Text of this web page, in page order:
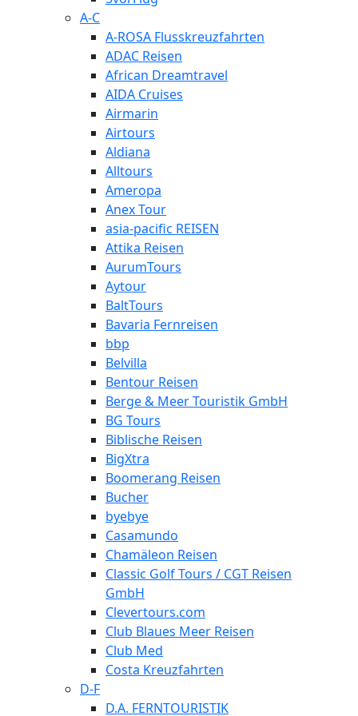
A-C
A-ROSA Flusskreuzfahrten
ADAC Reisen
African Dreamtravel
AIDA Cruises
Airmarin
Airtours
Aldiana
Alltours
Ameropa
Anex Tour
asia-pacific REISEN
Attika Reisen
AurumTours
Aytour
BaltTours
Bavaria Fernreisen
bbp
Belvilla
Bentour Reisen
Berge & Meer Touristik GmbH
BG Tours
Biblische Reisen
BigXtra
Boomerang Reisen
Bucher
byebye
Casamundo
Chamäleon Reisen
Classic Golf Tours / CGT Reisen
GmbH
Clevertours.com
Club Blaues Meer Reisen
Club Med
Costa Kreuzfahrten
D-F
D.A. FERNTOURISTIK